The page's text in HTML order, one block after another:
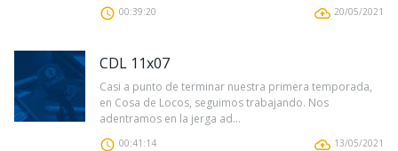
00:39:20 20/05/2021
CDL 11x07
Casi a punto de terminar nuestra primera temporada,
en Cosa de Locos, seguimos trabajando. Nos
adentramos en la jerga ad...
00:41:14 13/05/2021